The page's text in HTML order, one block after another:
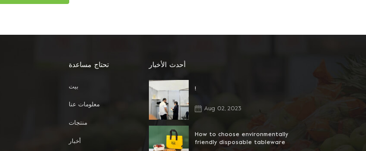
تحتاج مساعدة
بيت
معلومات عنا
منتجات
أخبار
أحدث الأخبار
!
Aug 02, 2023
How to choose environmentally
friendly disposable tableware